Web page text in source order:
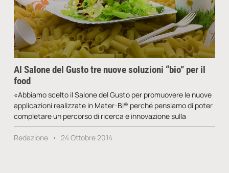
Al Salone del Gusto tre nuove soluzioni “bio” per il
food
«Abbiamo scelto il Salone del Gusto per promuovere le nuove
applicazioni realizzate in Mater-Bi® perché pensiamo di poter
completare un percorso di ricerca e innovazione sulla
Redazione 24 Ottobre 2014